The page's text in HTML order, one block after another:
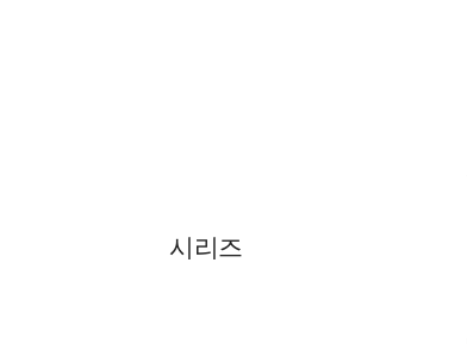
시리즈